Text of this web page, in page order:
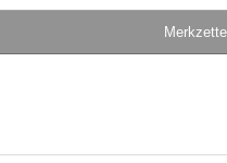
Merkzettel